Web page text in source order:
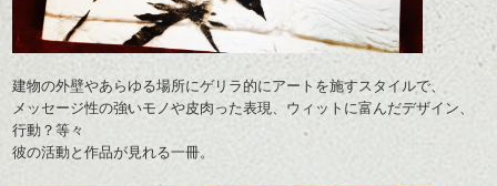
建物の外壁やあらゆる場所にゲリラ的にアートを施すスタイルで、
メッセージ性の強いモノや皮肉った表現、ウィットに富んだデザイン、
行動？等々
彼の活動と作品が見れる一冊。